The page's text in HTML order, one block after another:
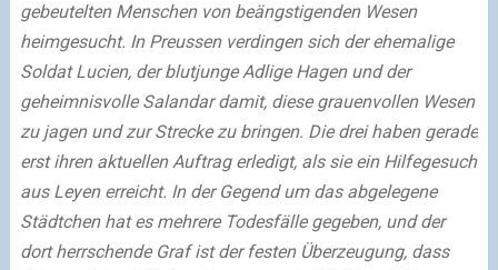
gebeutelten Menschen von beängstigenden Wesen
heimgesucht. In Preussen verdingen sich der ehemalige
Soldat Lucien, der blutjunge Adlige Hagen und der
geheimnisvolle Salandar damit, diese grauenvollen Wesen
zu jagen und zur Strecke zu bringen. Die drei haben gerade
erst ihren aktuellen Auftrag erledigt, als sie ein Hilfegesuch
aus Leyen erreicht. In der Gegend um das abgelegene
Städtchen hat es mehrere Todesfälle gegeben, und der
dort herrschende Graf ist der festen Überzeugung, dass